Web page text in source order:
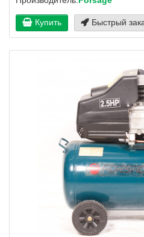
Купить Быстрый